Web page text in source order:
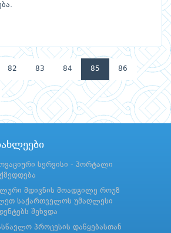
82 83 84 85 86
სერვისი - პორტალი
მდივნის მოადგილე როუზ
საქართველოს უმაღლესი
შეხვდა
პროცესის დაწყებასთან